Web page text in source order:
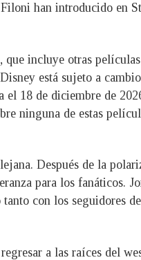
han introducido en
incluye otras
está sujeto a
18 de diciembre de
ninguna de estas
Después de la
para los fanáticos.
con los seguidores
a las raíces del